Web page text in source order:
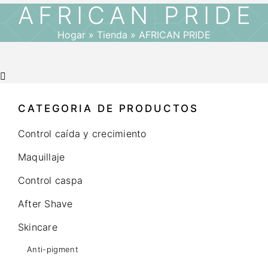
AFRICAN PRIDE
Hogar » Tienda » AFRICAN PRIDE
CATEGORIA DE PRODUCTOS
Control caída y crecimiento
Maquillaje
Control caspa
After Shave
Skincare
Anti-pigment